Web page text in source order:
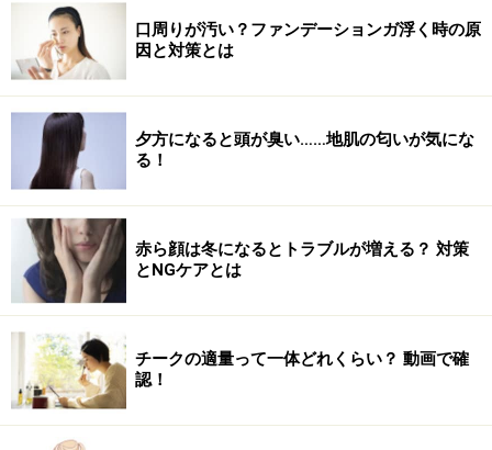
ういう経験から、「SPF・PA値が高いものは肌に負担が
かかる」というイメージが定着していった可能性もあり
ます。このイメージが持たれるようになった背景には、
日焼け止めに入っている2種類の成分が大きく関わって
います。
口周りが汚い？ファンデーションガ浮く時の原
因と対策とは
夕方になると頭が臭い……地肌の匂いが気にな
る！
赤ら顔は冬になるとトラブルが増える？ 対策
とNGケアとは
チークの適量って一体どれくらい？ 動画で確
認！